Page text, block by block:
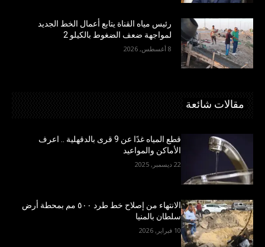
رئيس مياه القناة يتابع أعمال الخط الجديد
لمواجهة ضعف الضغوط بالكيلو 2
8 أغسطس, 2026
مقالات شائعة
قطع المياه غدًا عن 9 قرى بالدقهلية .. اعرف
الأماكن والمواعيد
22 ديسمبر, 2025
الانتهاء من إصلاح خط طرد ٥٠٠ مم بمحطة أرض
سلطان بالمنيا
10 فبراير, 2026